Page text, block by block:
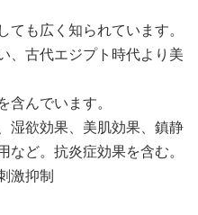
ても広く知られています。
、古代エジプト時代より美
含んでいます。
湿欲効果、美肌効果、鎮静
など。抗炎症効果を含む。
激抑制